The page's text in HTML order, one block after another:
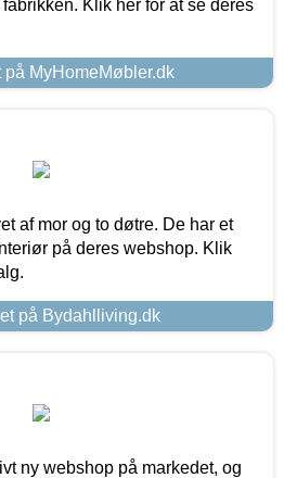
Klik her for at se deres
på MyHomeMøbler.dk
af mor og to døtre. De har et
på deres webshop. Klik
på Bydahlliving.dk
ny webshop på markedet, og